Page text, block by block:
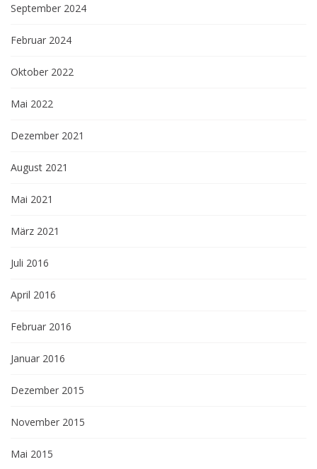
September 2024
Februar 2024
Oktober 2022
Mai 2022
Dezember 2021
August 2021
Mai 2021
März 2021
Juli 2016
April 2016
Februar 2016
Januar 2016
Dezember 2015
November 2015
Mai 2015